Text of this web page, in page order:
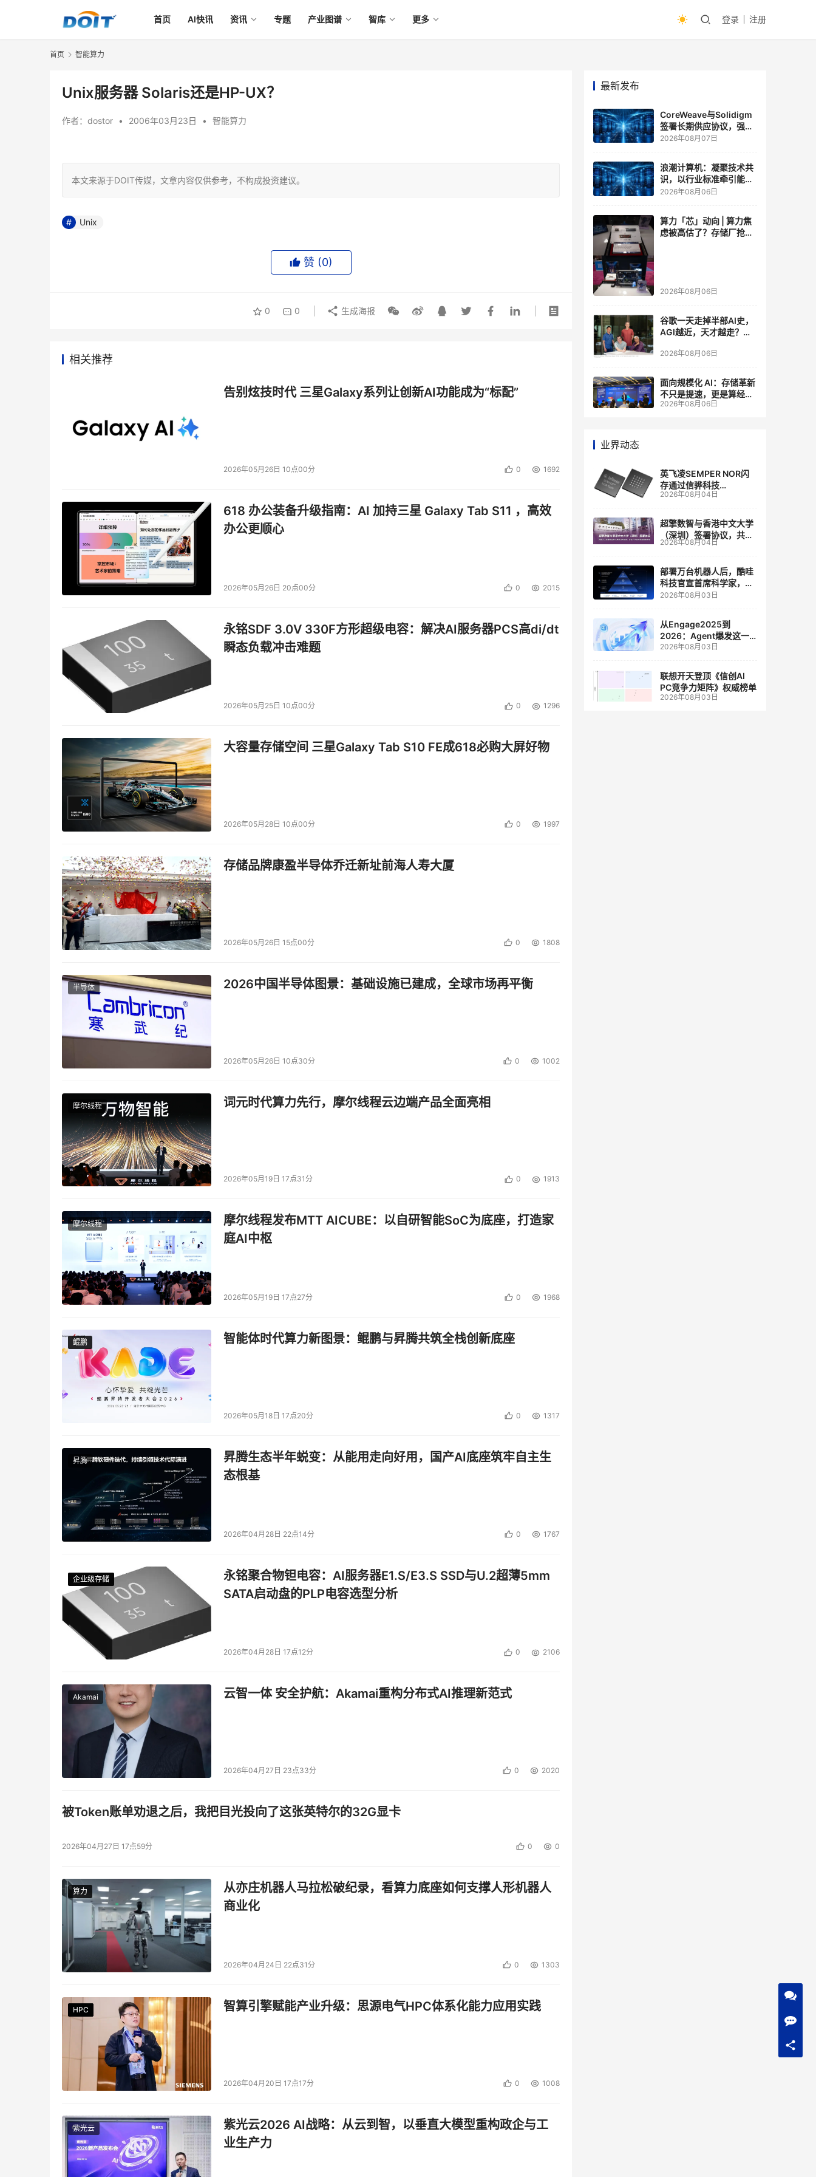
首页 AI快讯 资讯 专题 产业图谱 智库 更多 登录 注册
首页 智能算力
Unix服务器 Solaris还是HP-UX？
作者： dostor • 2006年03月23日 • 智能算力
本文来源于DOIT传媒，文章内容仅供参考，不构成投资建议。
Unix
赞 (0)
0 0 生成海报
相关推荐
告别炫技时代 三星Galaxy系列让创新AI功能成为“标配”
2026年05月26日 10点00分 0 1692
618 办公装备升级指南：AI 加持三星 Galaxy Tab S11 ，高效
办公更顺心
2026年05月26日 20点00分 0 2015
永铭SDF 3.0V 330F方形超级电容：解决AI服务器PCS高di/dt
瞬态负载冲击难题
2026年05月25日 10点00分 0 1296
大容量存储空间 三星Galaxy Tab S10 FE成618必购大屏好物
2026年05月28日 10点00分 0 1997
存储品牌康盈半导体乔迁新址前海人寿大厦
2026年05月26日 15点00分 0 1808
半导体 2026中国半导体图景：基础设施已建成，全球市场再平衡
2026年05月26日 10点30分 0 1002
摩尔线程 词元时代算力先行，摩尔线程云边端产品全面亮相
2026年05月19日 17点31分 0 1913
摩尔线程
摩尔线程发布MTT AICUBE：以自研智能SoC为底座，打造家
庭AI中枢
2026年05月19日 17点27分 0 1968
鲲鹏
鲲鹏 智能体时代算力新图景：鲲鹏与昇腾共筑全栈创新底座
2026年05月18日 17点20分 0 1317
昇腾
昇腾生态半年蜕变：从能用走向好用，国产AI底座筑牢自主生
态根基
2026年04月28日 22点14分 0 1767
企业级存储
企业级存储
企业级存储
企业级存储
永铭聚合物钽电容：AI服务器E1.S/E3.S SSD与U.2超薄5mm
SATA启动盘的PLP电容选型分析
2026年04月28日 17点12分 0 2106
Akamai 云智一体 安全护航：Akamai重构分布式AI推理新范式
2026年04月27日 23点33分 0 2020
被Token账单劝退之后，我把目光投向了这张英特尔的32G显卡
2026年04月27日 17点59分 0 0
算力
算力
从亦庄机器人马拉松破纪录，看算力底座如何支撑人形机器人
商业化
2026年04月24日 22点31分 0 1303
HPC
HPC
HPC
HPC
HPC
HPC 智算引擎赋能产业升级：思源电气HPC体系化能力应用实践
2026年04月20日 17点17分 0 1008
紫光云
紫光云2026 AI战略：从云到智，以垂直大模型重构政企与工
业生产力
最新发布
CoreWeave与Solidigm
签署长期供应协议，强化
一体化人工智能云平台
2026年08月07日
浪潮计算机：凝聚技术共
识，以行业标准牵引能力
跃升
2026年08月06日
算力「芯」动向 | 算力焦
虑被高估了？存储厂抢了
2026年08月06日
谷歌一天走掉半部AI史，
AGI越近，天才越走？大
自己的研发节奏
2026年08月06日
面向规模化 AI：存储革新
不只是提速，更是算经济
账
2026年08月06日
业界动态
英飞凌SEMPER NOR闪
存通过信骅科技
AST2700 BMC认证，全
管理
2026年08月04日
超擎数智与香港中文大学
（深圳）签署协议，共建
人工智能和边缘计算联合
2026年08月04日
部署万台机器人后，酷哇
科技官宣首席科学家，要
让世界模型交付生产力
2026年08月03日
从Engage2025到
2026：Agent爆发这一
年，AI CRM 走到哪了
2026年08月03日
联想开天登顶《信创AI
PC竞争力矩阵》权威榜单
2026年08月03日